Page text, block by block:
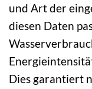
und Art der
diesen Daten
Dies garantiert